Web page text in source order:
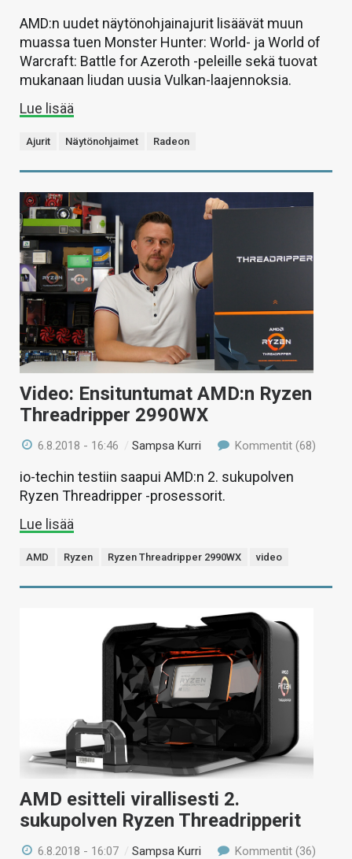
AMD:n uudet näytönohjainajurit lisäävät muun
muassa tuen Monster Hunter: World- ja World of
Warcraft: Battle for Azeroth -peleille sekä tuovat
mukanaan liudan uusia Vulkan-laajennoksia.
Lue lisää
Ajurit Näytönohjaimet Radeon
Video: Ensituntumat AMD:n Ryzen
Threadripper 2990WX
6.8.2018 - 16:46 /Sampsa Kurri Kommentit (68)
io-techin testiin saapui AMD:n 2. sukupolven
Ryzen Threadripper -prosessorit.
Lue lisää
AMD Ryzen Ryzen Threadripper 2990WX video
AMD esitteli virallisesti 2.
sukupolven Ryzen Threadripperit
6.8.2018 - 16:07 /Sampsa Kurri Kommentit (36)